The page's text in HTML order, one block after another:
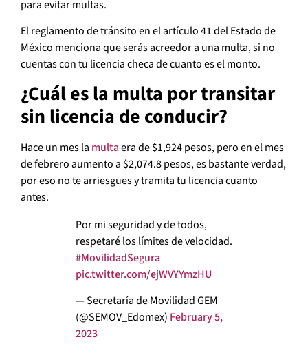
para evitar multas.
El reglamento de tránsito en el artículo 41 del Estado de
México menciona que serás acreedor a una multa, si no
cuentas con tu licencia checa de cuanto es el monto.
¿Cuál es la multa por transitar
sin licencia de conducir?
Hace un mes la multaera de $1,924 pesos, pero en el mes
de febrero aumento a $2,074.8 pesos, es bastante verdad,
por eso no te arriesgues y tramita tu licencia cuanto
antes.
Por mi seguridad y de todos,
respetaré los límites de velocidad.
#MovilidadSegura
pic.twitter.com/ejWVYYmzHU
— Secretaría de Movilidad GEM
(@SEMOV_Edomex) February 5,
2023